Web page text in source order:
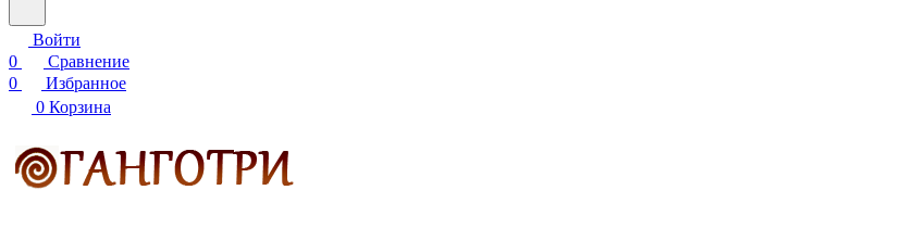
Войти
0
Сравнение
0
Избранное
0 Корзина